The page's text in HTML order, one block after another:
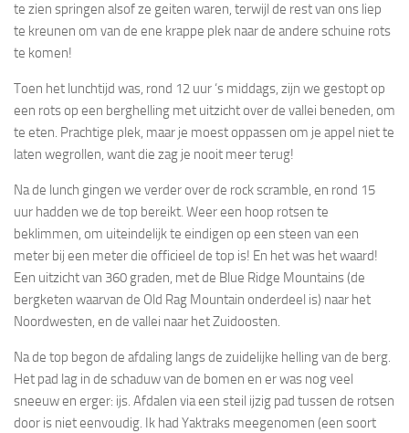
te zien springen alsof ze geiten waren, terwijl de rest van ons liep
te kreunen om van de ene krappe plek naar de andere schuine rots
te komen!
Toen het lunchtijd was, rond 12 uur ‘s middags, zijn we gestopt op
een rots op een berghelling met uitzicht over de vallei beneden, om
te eten. Prachtige plek, maar je moest oppassen om je appel niet te
laten wegrollen, want die zag je nooit meer terug!
Na de lunch gingen we verder over de rock scramble, en rond 15
uur hadden we de top bereikt. Weer een hoop rotsen te
beklimmen, om uiteindelijk te eindigen op een steen van een
meter bij een meter die officieel de top is! En het was het waard!
Een uitzicht van 360 graden, met de Blue Ridge Mountains (de
bergketen waarvan de Old Rag Mountain onderdeel is) naar het
Noordwesten, en de vallei naar het Zuidoosten.
Na de top begon de afdaling langs de zuidelijke helling van de berg.
Het pad lag in de schaduw van de bomen en er was nog veel
sneeuw en erger: ijs. Afdalen via een steil ijzig pad tussen de rotsen
door is niet eenvoudig. Ik had Yaktraks meegenomen (een soort